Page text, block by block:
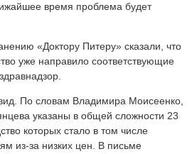
время проблема будет
«Доктору Питеру» сказали, что
уже направило соответствующие
По словам Владимира Моисеенко,
указаны в общей сложности 23
которых стало в том числе
из-за низких цен. В письме